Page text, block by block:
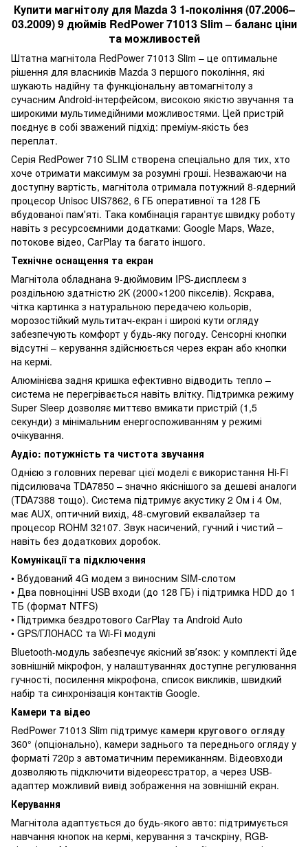
Купити магнітолу для Mazda 3 1-покоління (07.2006–
03.2009) 9 дюймів RedPower 71013 Slim – баланс ціни
та можливостей
Штатна магнітола RedPower 71013 Slim – це оптимальне
рішення для власників Mazda 3 першого покоління, які
шукають надійну та функціональну автомагнітолу з
сучасним Android-інтерфейсом, високою якістю звучання та
широкими мультимедійними можливостями. Цей пристрій
поєднує в собі зважений підхід: преміум-якість без
переплат.
Серія RedPower 710 SLIM створена спеціально для тих, хто
хоче отримати максимум за розумні гроші. Незважаючи на
доступну вартість, магнітола отримала потужний 8-ядерний
процесор Unisoc UIS7862, 6 ГБ оперативної та 128 ГБ
вбудованої памʼяті. Така комбінація гарантує швидку роботу
навіть з ресурсоємними додатками: Google Maps, Waze,
потокове відео, CarPlay та багато іншого.
Технічне оснащення та екран
Магнітола обладнана 9-дюймовим IPS-дисплеєм з
роздільною здатністю 2K (2000×1200 пікселів). Яскрава,
чітка картинка з натуральною передачею кольорів,
морозостійкий мультитач-екран і широкі кути огляду
забезпечують комфорт у будь-яку погоду. Сенсорні кнопки
відсутні – керування здійснюється через екран або кнопки
на кермі.
Алюмінієва задня кришка ефективно відводить тепло –
система не перегрівається навіть влітку. Підтримка режиму
Super Sleep дозволяє миттєво вмикати пристрій (1,5
секунди) з мінімальним енергоспоживанням у режимі
очікування.
Аудіо: потужність та чистота звучання
Однією з головних переваг цієї моделі є використання Hi-Fi
підсилювача TDA7850 – значно якіснішого за дешеві аналоги
(TDA7388 тощо). Система підтримує акустику 2 Ом і 4 Ом,
має AUX, оптичний вихід, 48-смуговий еквалайзер та
процесор ROHM 32107. Звук насичений, гучний і чистий –
навіть без додаткових доробок.
Комунікації та підключення
• Вбудований 4G модем з виносним SIM-слотом
• Два повноцінні USB входи (до 128 ГБ) і підтримка HDD до 1
ТБ (формат NTFS)
• Підтримка бездротового CarPlay та Android Auto
• GPS/ГЛОНАСС та Wi-Fi модулі
Bluetooth-модуль забезпечує якісний звʼязок: у комплекті йде
зовнішній мікрофон, у налаштуваннях доступне регулювання
гучності, посилення мікрофона, список викликів, швидкий
набір та синхронізація контактів Google.
Камери та відео
RedPower 71013 Slim підтримує камери кругового огляду
360° (опціонально), камери заднього та переднього огляду у
форматі 720p з автоматичним перемиканням. Відеовходи
дозволяють підключити відеореєстратор, а через USB-
адаптер можливий вивід зображення на зовнішній екран.
Керування
Магнітола адаптується до будь-якого авто: підтримується
навчання кнопок на кермі, керування з тачскріну, RGB-